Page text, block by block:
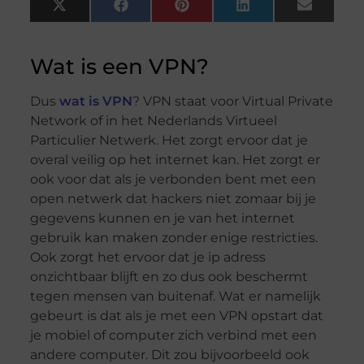
X
(Twitter)
FacebookPinterest LinkedIn Email
Wat is een VPN?
Dus wat is VPN? VPN staat voor Virtual Private
Network of in het Nederlands Virtueel
Particulier Netwerk. Het zorgt ervoor dat je
overal veilig op het internet kan. Het zorgt er
ook voor dat als je verbonden bent met een
open netwerk dat hackers niet zomaar bij je
gegevens kunnen en je van het internet
gebruik kan maken zonder enige restricties.
Ook zorgt het ervoor dat je ip adress
onzichtbaar blijft en zo dus ook beschermt
tegen mensen van buitenaf. Wat er namelijk
gebeurt is dat als je met een VPN opstart dat
je mobiel of computer zich verbind met een
andere computer. Dit zou bijvoorbeeld ook